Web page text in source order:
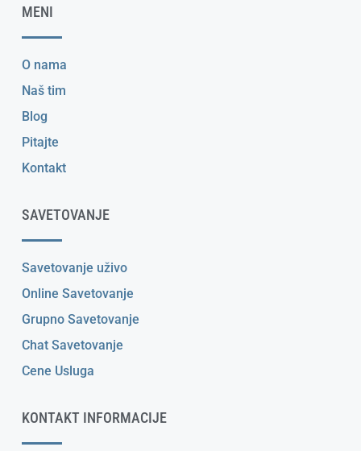
MENI
O nama
Naš tim
Blog
Pitajte
Kontakt
SAVETOVANJE
Savetovanje uživo
Online Savetovanje
Grupno Savetovanje
Chat Savetovanje
Cene Usluga
KONTAKT INFORMACIJE